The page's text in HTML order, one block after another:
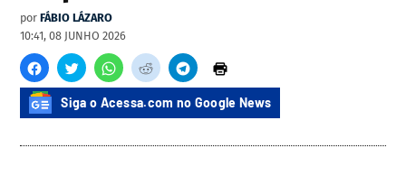
por FÁBIO LÁZARO
10:41, 08 JUNHO 2026
Siga o Acessa.com no Google News